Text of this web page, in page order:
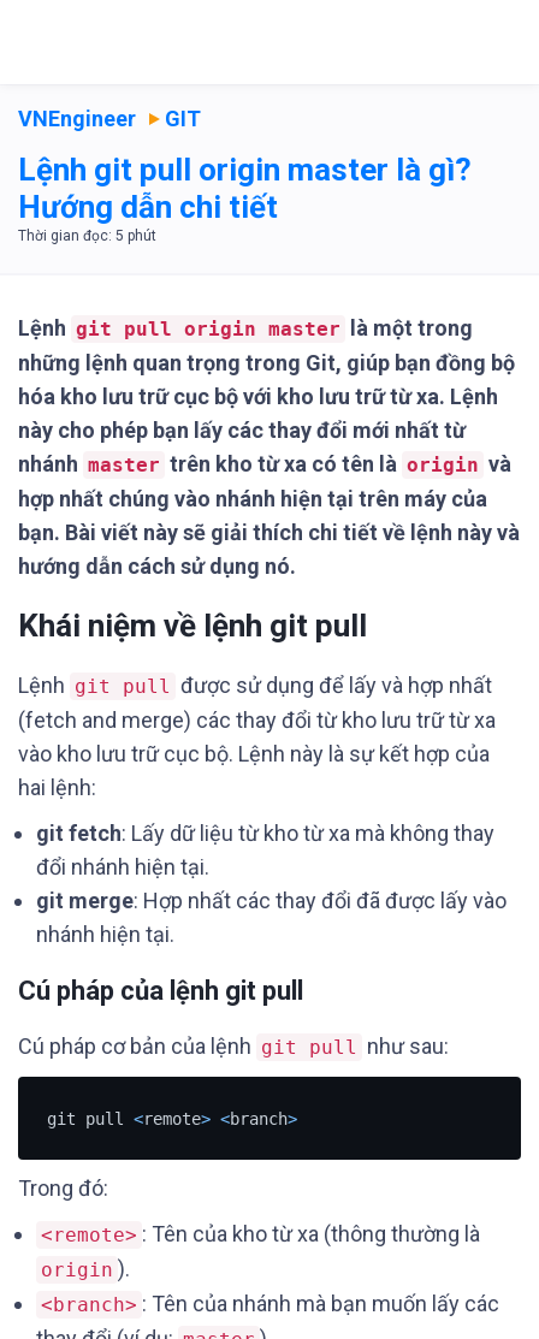
VNEngineer GIT
Lệnh git pull origin master là gì?
Hướng dẫn chi tiết
Lệnh git pull origin master
là một trong
những lệnh quan trọng trong Git, giúp bạn đồng bộ
hóa kho lưu trữ cục bộ với kho lưu trữ từ xa. Lệnh
này cho phép bạn lấy các thay đổi mới nhất từ
nhánh master trên kho từ xa có tên là origin và
hợp nhất chúng vào nhánh hiện tại trên máy của
bạn. Bài viết này sẽ giải thích chi tiết về lệnh này và
hướng dẫn cách sử dụng nó.
Khái niệm về lệnh git pull
Lệnh git pull được sử dụng để lấy và hợp nhất
(fetch and merge) các thay đổi từ kho lưu trữ từ xa
vào kho lưu trữ cục bộ. Lệnh này là sự kết hợp của
hai lệnh:
git fetch: Lấy dữ liệu từ kho từ xa mà không thay
đổi nhánh hiện tại.
git merge: Hợp nhất các thay đổi đã được lấy vào
nhánh hiện tại.
Cú pháp của lệnh git pull
Cú pháp cơ bản của lệnh git pull như sau:
git pull <remote> <branch>
Trong đó:
<remote> : Tên của kho từ xa (thông thường là
origin ).
<branch> : Tên của nhánh mà bạn muốn lấy các